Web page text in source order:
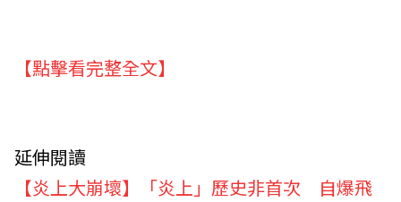
【點擊看完整全文】
延伸閱讀
【炎上大崩壞】「炎上」歷史非首次 自爆飛